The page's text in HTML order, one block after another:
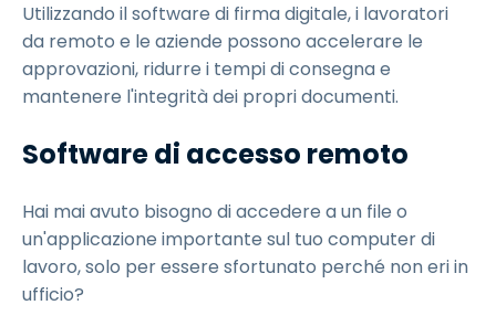
Utilizzando il software di firma digitale, i lavoratori
da remoto e le aziende possono accelerare le
approvazioni, ridurre i tempi di consegna e
mantenere l'integrità dei propri documenti.
Software di accesso remoto
Hai mai avuto bisogno di accedere a un file o
un'applicazione importante sul tuo computer di
lavoro, solo per essere sfortunato perché non eri in
ufficio?